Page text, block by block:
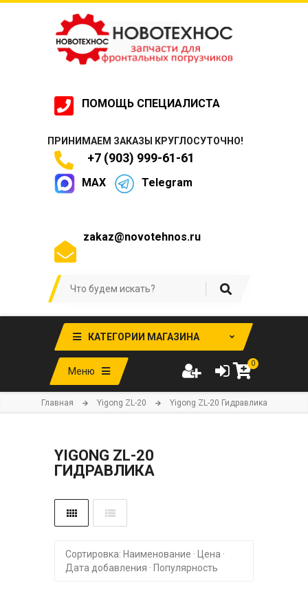
ПОМОЩЬ СПЕЦИАЛИСТА
ПРИНИМАЕМ ЗАКАЗЫ КРУГЛОСУТОЧНО!
+7 (903) 999-61-61
MAX Telegram
zakaz@novotehnos.ru
КАТЕГОРИИ МАГАЗИНА
Меню
0
Главная Yigong ZL-20 Yigong ZL-20 Гидравлика
YIGONG ZL-20
ГИДРАВЛИКА
Сортировка: Наименование · Цена ·
Дата добавления · Популярность